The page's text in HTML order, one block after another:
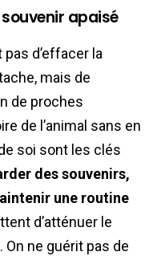
apaisé
pas d’effacer la
mais de
de proches
de l’animal sans en
soi sont les clés
des souvenirs,
une routine
d’atténuer le
On ne guérit pas de